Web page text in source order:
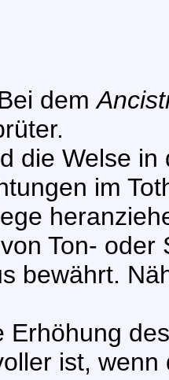
dem
die Welse
im
Ton- oder
bewährt.
Erhöhung
ist,